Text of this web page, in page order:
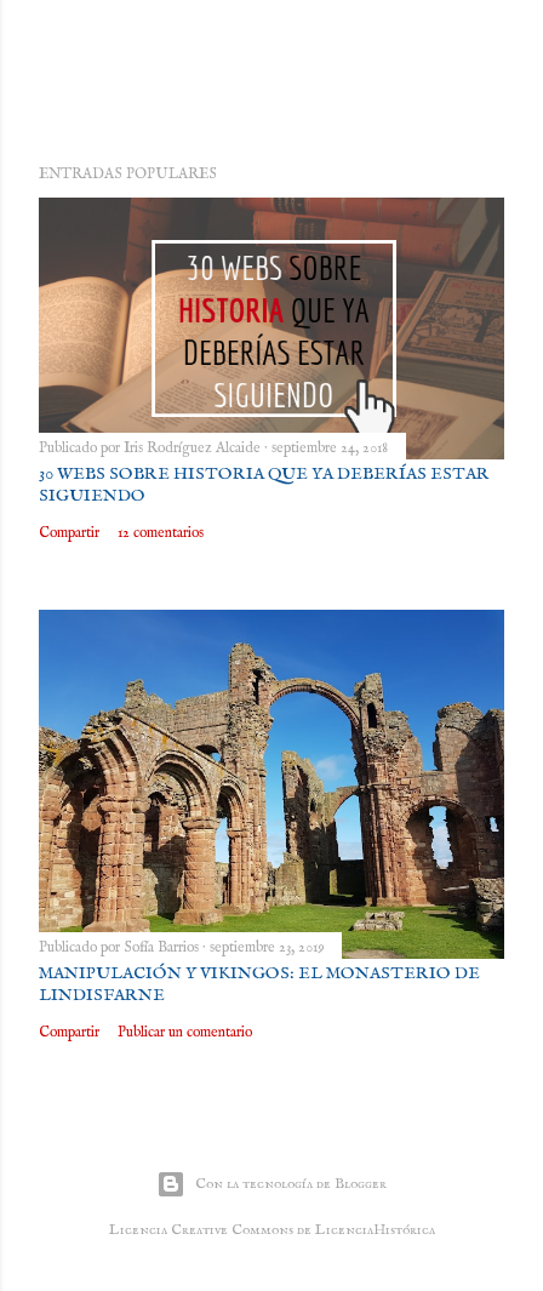
ENTRADAS POPULARES
Publicado por Iris Rodríguez Alcaide septiembre 24, 2018
30 WEBS SOBRE HISTORIA QUE YA DEBERÍAS ESTAR
SIGUIENDO
Compartir 12 comentarios
Publicado por Sofía Barrios septiembre 23, 2019
MANIPULACIÓN Y VIKINGOS: EL MONASTERIO DE
LINDISFARNE
Compartir Publicar un comentario
Con la tecnología de Blogger
Licencia Creative Commons de LicenciaHistórica